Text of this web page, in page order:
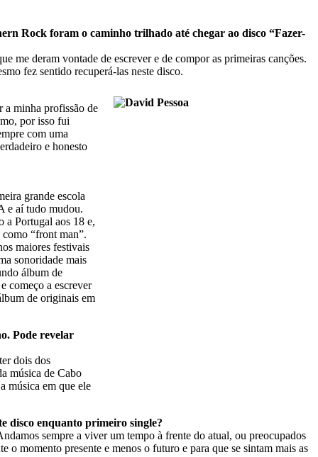
Rock foram o caminho trilhado até chegar ao disco “Fazer-
me deram vontade de escrever e de compor as primeiras canções.
fez sentido recuperá-las neste disco.
a minha profissão de
por isso fui
com uma
e honesto
grande escola
e aí tudo mudou.
a Portugal aos 18 e,
“front man”.
maiores festivais
sonoridade mais
álbum de
começo a escrever
de originais em
Pode revelar
dois dos
música de Cabo
música em que ele
disco enquanto primeiro single?
sempre a viver um tempo à frente do atual, ou preocupados
momento presente e menos o futuro e para que se sintam mais as